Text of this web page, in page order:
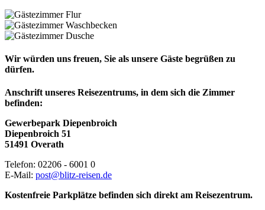
Wir würden uns freuen, Sie als unsere Gäste begrüßen zu
dürfen.
Anschrift unseres Reisezentrums, in dem sich die Zimmer
befinden:
Gewerbepark Diepenbroich
Diepenbroich 51
51491 Overath
Telefon: 02206 - 6001 0
E-Mail: post@blitz-reisen.de
Kostenfreie Parkplätze befinden sich direkt am Reisezentrum.